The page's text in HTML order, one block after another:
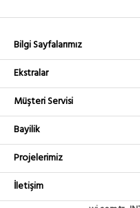
Bilgi Sayfalarımız
Ekstralar
Müşteri Servisi
Bayilik
Projelerimiz
İletişim